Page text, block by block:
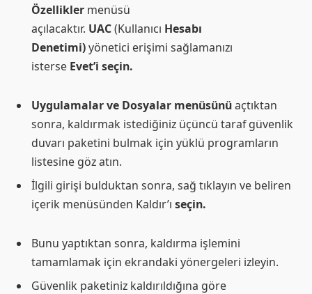
Özellikler menüsü
açılacaktır. UAC(Kullanıcı Hesabı
Denetimi)yönetici erişimi sağlamanızı
isterse Evet’i seçin.
Uygulamalar ve Dosyalar menüsünüaçtıktan
sonra, kaldırmak istediğiniz üçüncü taraf güvenlik
duvarı paketini bulmak için yüklü programların
listesine göz atın.
İlgili girişi bulduktan sonra, sağ tıklayın ve beliren
içerik menüsünden Kaldır’ı seçin.
Bunu yaptıktan sonra, kaldırma işlemini
tamamlamak için ekrandaki yönergeleri izleyin.
Güvenlik paketiniz kaldırıldığına göre